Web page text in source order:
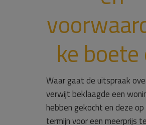
ke boete
Waar gaat de uitspraak
verwijt beklaagde een
hebben gekocht en deze
termijn voor een meerprijs